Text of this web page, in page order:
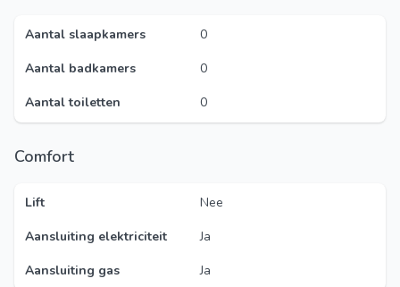
Aantal slaapkamers
0
Aantal badkamers
0
Aantal toiletten
0
Comfort
Lift
Nee
Aansluiting elektriciteit
Ja
Aansluiting gas
Ja